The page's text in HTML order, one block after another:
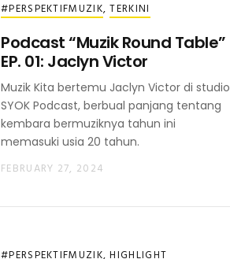
#PERSPEKTIFMUZIK,TERKINI
Podcast “Muzik Round Table”
EP. 01: Jaclyn Victor
Muzik Kita bertemu Jaclyn Victor di studio
SYOK Podcast, berbual panjang tentang
kembara bermuziknya tahun ini
memasuki usia 20 tahun.
FEBRUARY 27, 2024
#PERSPEKTIFMUZIK,HIGHLIGHT